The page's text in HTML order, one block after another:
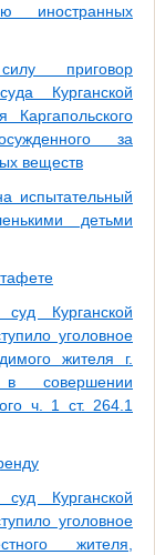
иностранных
приговор
Курганской
за
веществ
испытательный
детьми
Курганской
уголовное
жителя г.
в совершении
ч. 1 ст. 264.1
Курганской
уголовное
жителя,